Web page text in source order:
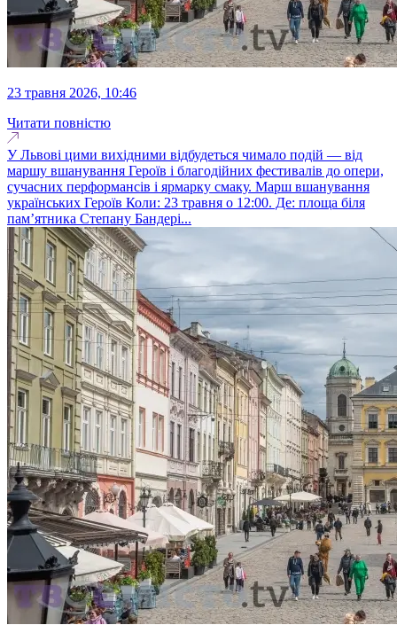
23 травня 2026, 10:46
Читати повністю
У Львові цими вихідними відбудеться чимало подій — від
маршу вшанування Героїв і благодійних фестивалів до опери,
сучасних перформансів і ярмарку смаку. Марш вшанування
українських Героїв Коли: 23 травня о 12:00. Де: площа біля
пам’ятника Степану Бандері...